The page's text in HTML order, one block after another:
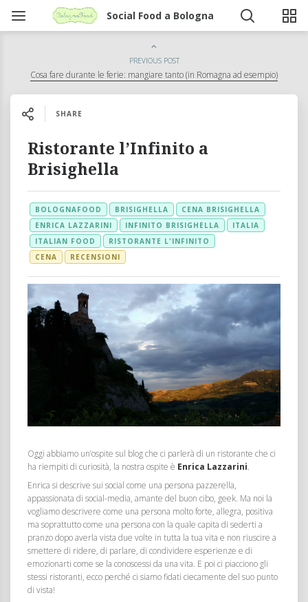
Social Food a Bologna
PREVIOUS POST
Cosa fare durante le ferie: mangiare tanto (in Romagna ad esempio)
SHARE
Ristorante l’Infinito a
Brisighella
BOLOGNAFOOD BRISIGHELLA
CENA BRISIGHELLA
ENRICA LAZZARINI
INFINITO BRISIGHELLA
ITALIA
ITALIAN FOOD
RISTORANTE L'INFINITO
CENA
RECENSIONI
Oggi abbiamo un’ospite sul blog che ci parlerà di un ristorante che ci
ha riempiti di curiosità, la nostra ospite è Enrica Lazzarini.
Enrica si descrive sui social come una persona pazzerella,
appassionata di social-media, amante del buon cibo, geek. Ma noi la
vogliamo descrivere come una persona molto forte, allegra, positiva
ma soprattutto come una persona con la quale capita di sederti a
pranzo dopo averla vista due volte in tutta la tua vita e non riuscire a
smettere di ridere, di parlare, di condividere esperienze e di
emozionarti come se la conoscessi da una vita. E poi ci piacciono gli
stessi ristoranti, ecco perché ci siamo fidati ciecamente del suo punto
di vista!